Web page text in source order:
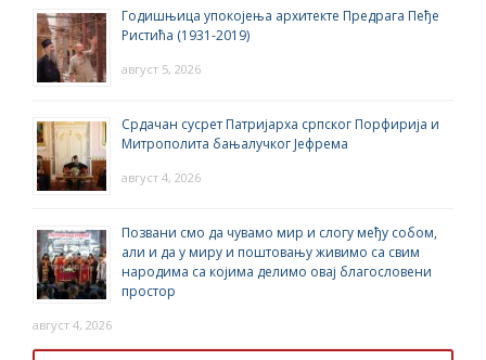
Годишњица упокојења архитекте Предрага Пеђе
Ристића (1931-2019)
август 5, 2026
Срдачан сусрет Патријарха српског Порфирија и
Митрополита бањалучког Јефрема
август 4, 2026
Позвани смо да чувамо мир и слогу међу собом,
али и да у миру и поштовању живимо са свим
народима са којима делимо овај благословени
простор
август 4, 2026